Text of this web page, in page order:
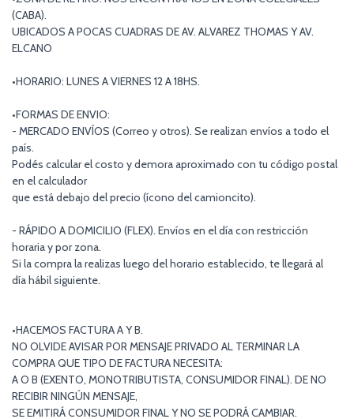
(CABA).
UBICADOS A POCAS CUADRAS DE AV. ALVAREZ THOMAS Y AV.
ELCANO
•HORARIO: LUNES A VIERNES 12 A 18HS.
•FORMAS DE ENVIO:
- MERCADO ENVÍOS (Correo y otros). Se realizan envíos a todo el
país.
Podés calcular el costo y demora aproximado con tu código postal
en el calculador
que está debajo del precio (ícono del camioncito).
- RÁPIDO A DOMICILIO (FLEX). Envíos en el día con restricción
horaria y por zona.
Si la compra la realizas luego del horario establecido, te llegará al
día hábil siguiente.
•HACEMOS FACTURA A Y B.
NO OLVIDE AVISAR POR MENSAJE PRIVADO AL TERMINAR LA
COMPRA QUE TIPO DE FACTURA NECESITA:
A O B (EXENTO, MONOTRIBUTISTA, CONSUMIDOR FINAL). DE NO
RECIBIR NINGÚN MENSAJE,
SE EMITIRÁ CONSUMIDOR FINAL Y NO SE PODRÁ CAMBIAR.